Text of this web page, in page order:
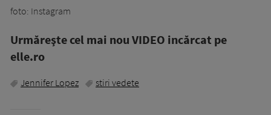
foto: Instagram
Urmăreşte cel mai nou VIDEO incărcat pe
elle.ro
Jennifer Lopez stiri vedete